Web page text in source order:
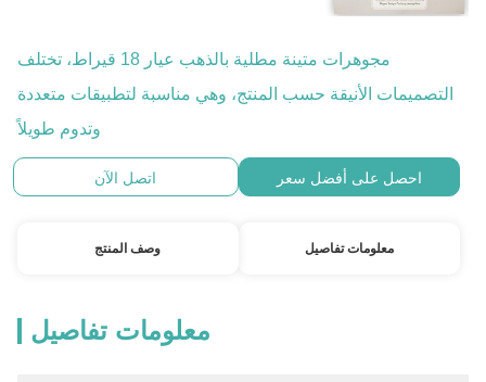
مجوهرات متينة مطلية بالذهب عيار 18 قيراط، تختلف
التصميمات الأنيقة حسب المنتج، وهي مناسبة لتطبيقات متعددة
وتدوم طويلاً
احصل على أفضل سعر اتصل الآن
معلومات تفاصيل وصف المنتج
معلومات تفاصيل